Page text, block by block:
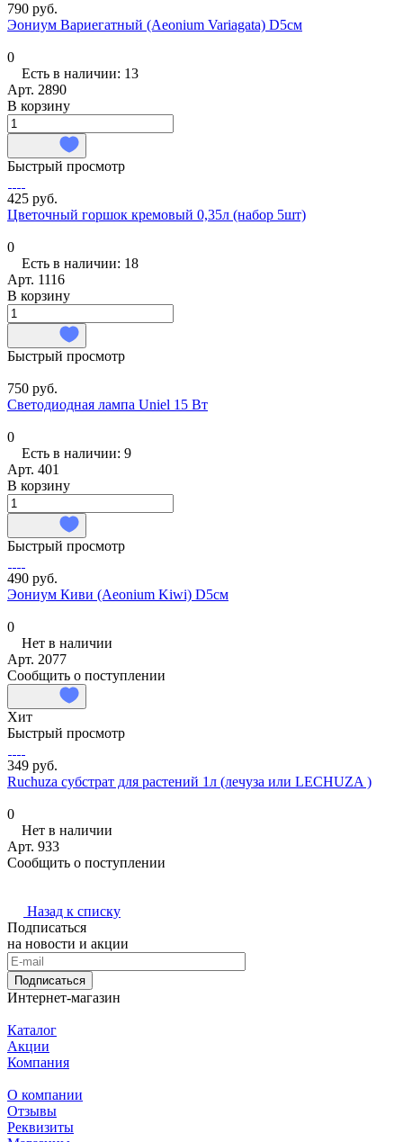
790 руб.
Эониум Вариегатный (Aeonium Variagata) D5см
0
Есть в наличии: 13
Арт. 2890
В корзину
Быстрый просмотр
425 руб.
Цветочный горшок кремовый 0,35л (набор 5шт)
0
Есть в наличии: 18
Арт. 1116
В корзину
Быстрый просмотр
750 руб.
Светодиодная лампа Uniel 15 Вт
0
Есть в наличии: 9
Арт. 401
В корзину
Быстрый просмотр
490 руб.
Эониум Киви (Aeonium Kiwi) D5см
0
Нет в наличии
Арт. 2077
Сообщить о поступлении
Хит
Быстрый просмотр
349 руб.
Ruchuza субстрат для растений 1л (лечуза или LECHUZA )
0
Нет в наличии
Арт. 933
Сообщить о поступлении
Назад к списку
Подписаться
на новости и акции
Подписаться
Интернет-магазин
Каталог
Акции
Компания
О компании
Отзывы
Реквизиты